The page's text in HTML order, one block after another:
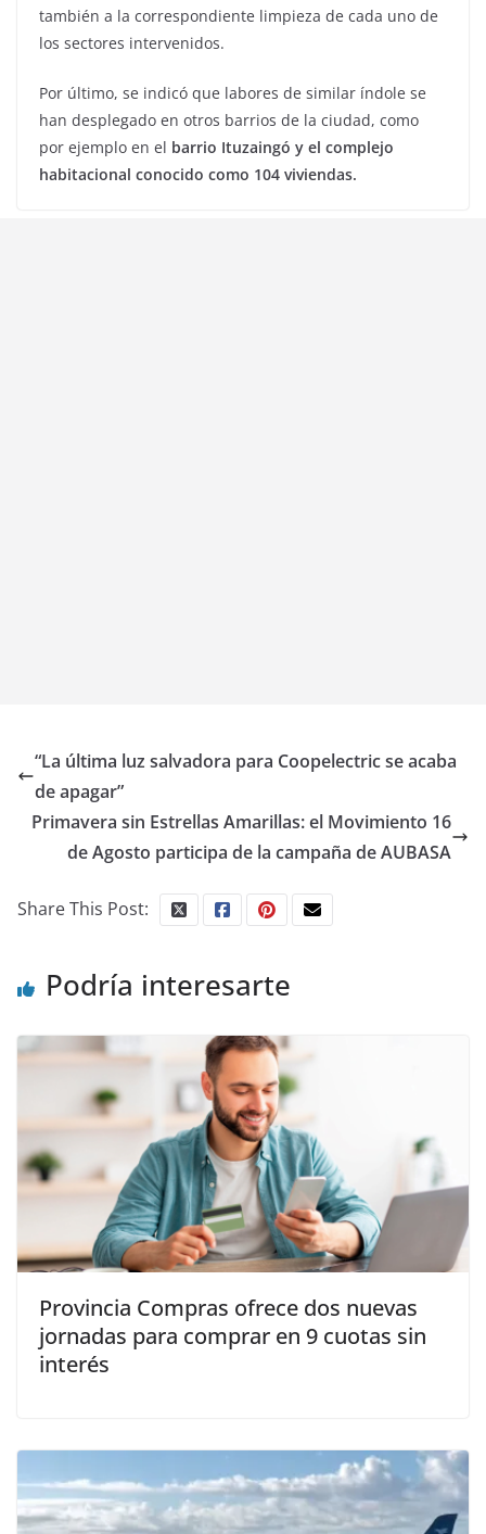
también a la correspondiente limpieza de cada uno de
los sectores intervenidos.
Por último, se indicó que labores de similar índole se
han desplegado en otros barrios de la ciudad, como
por ejemplo en el barrio Ituzaingó y el complejo
habitacional conocido como 104 viviendas.
“La última luz salvadora para Coopelectric se acaba
de apagar”
Primavera sin Estrellas Amarillas: el Movimiento 16
de Agosto participa de la campaña de AUBASA
Share This Post:
Podría interesarte
Provincia Compras ofrece dos nuevas
jornadas para comprar en 9 cuotas sin
interés